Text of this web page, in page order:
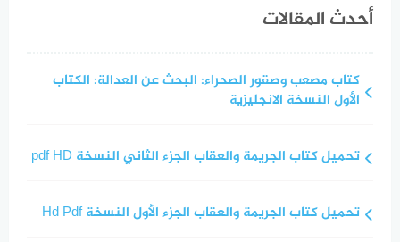
أحدث المقالات
كتاب مصعب وصقور الصحراء: البحث عن العدالة: الكتاب
الأول النسخة الانجليزية
تحميل كتاب الجريمة والعقاب الجزء الثاني النسخة pdf HD
تحميل كتاب الجريمة والعقاب الجزء الأول النسخة Hd Pdf